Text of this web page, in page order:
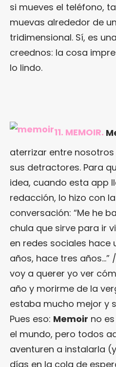
si mueves el teléfono,
muevas alrededor de
tridimensional. Sí, es
creednos: la cosa
lo lindo.
11. MEMOIR.
aterrizar entre
sus detractores. Para
idea, cuando esta app
redacción, lo hizo con
conversación: “Me he
chula que sirve para ir
en redes sociales hace
años, hace tres años…”
voy a querer yo ver
año y morirme de la
estaba mucho mejor y
Pues eso: Memoir no
el mundo, pero todos
aventuren a instalarla
días en la cola de